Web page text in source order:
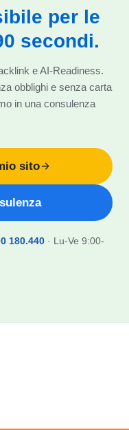
per le
secondi.
e AI-Readiness.
obblighi e senza carta
in una consulenza
sito
180.440· Lu-Ve 9:00-